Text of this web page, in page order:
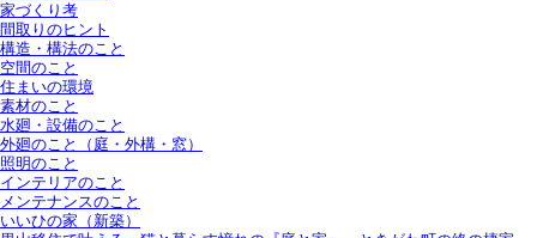
家づくり考
間取りのヒント
構造・構法のこと
空間のこと
住まいの環境
素材のこと
水廻・設備のこと
外廻のこと（庭・外構・窓）
照明のこと
インテリアのこと
メンテナンスのこと
いいひの家（新築）